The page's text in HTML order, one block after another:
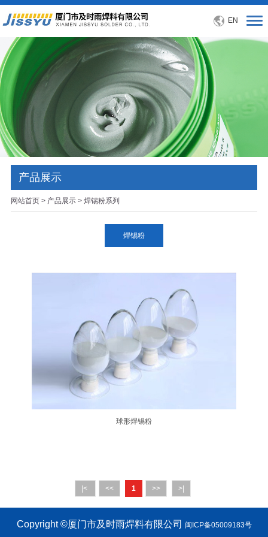
EN
产品展示
网站首页> 产品展示> 焊锡粉系列
焊锡粉
球形焊锡粉
|< << 1 >> >|
Copyright ©厦门市及时雨焊料有限公司 闽ICP备05009183号